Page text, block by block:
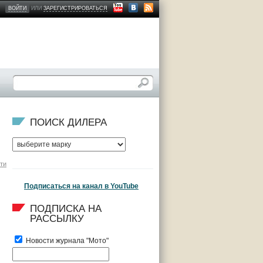
ВОЙТИ ИЛИЗАРЕГИСТРИРОВАТЬСЯ
ПОИСК ДИЛЕРА
Подписаться на канал в YouTube
ПОДПИСКА НА
РАССЫЛКУ
Новости журнала "Мото"